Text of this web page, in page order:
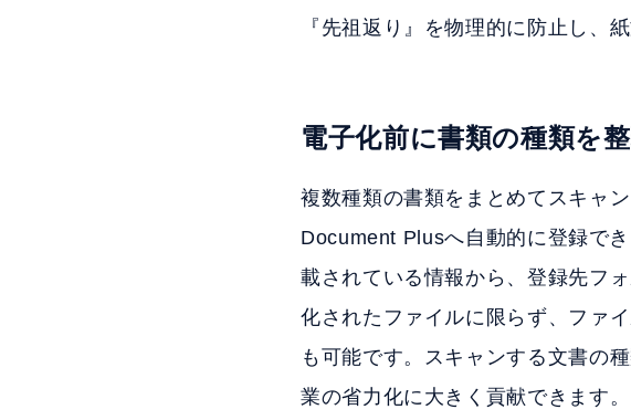
『先祖返り』を物理的に防止し、
電子化前に書類の種類を
複数種類の書類をまとめてスキャ
Document Plusへ自動的に登録で
載されている情報から、登録先フ
化されたファイルに限らず、ファ
も可能です。スキャンする文書の
業の省力化に大きく貢献できます。